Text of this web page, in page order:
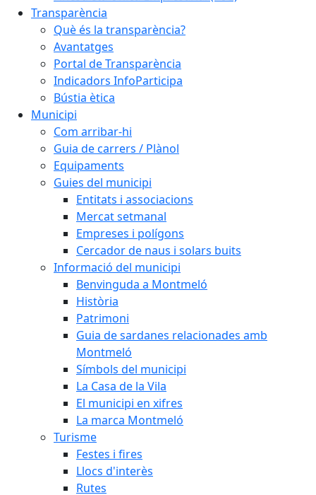
Transparència
Què és la transparència?
Avantatges
Portal de Transparència
Indicadors InfoParticipa
Bústia ètica
Municipi
Com arribar-hi
Guia de carrers / Plànol
Equipaments
Guies del municipi
Entitats i associacions
Mercat setmanal
Empreses i polígons
Cercador de naus i solars buits
Informació del municipi
Benvinguda a Montmeló
Història
Patrimoni
Guia de sardanes relacionades amb
Montmeló
Símbols del municipi
La Casa de la Vila
El municipi en xifres
La marca Montmeló
Turisme
Festes i fires
Llocs d'interès
Rutes